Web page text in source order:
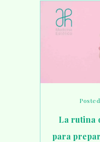
La rutina
para